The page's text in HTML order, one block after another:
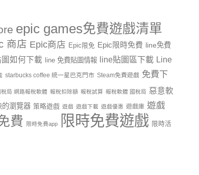
epic games免費遊戲清單
商店 Epic商店 Epic限免 Epic限時免費 line免費
圖如何下載 line 免費貼圖情報 line貼圖區下載 Line
starbucks coffee 統一星巴克門市 Steam免費遊戲 免費下
稅局 網路報稅軟體 報稅扣除額 報稅試算 報稅軟體 國稅局 惡意軟
的瀏覽器 策略遊戲 遊戲 遊戲下載 遊戲優惠 遊戲庫 遊戲
費 限時免費app 限時免費遊戲 限時活